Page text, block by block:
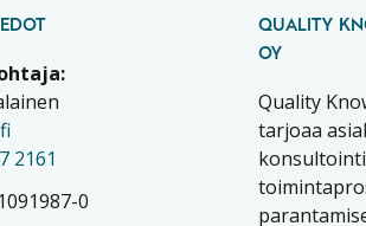
2161
0
QUALITY
OY
Quality
tarjoaa